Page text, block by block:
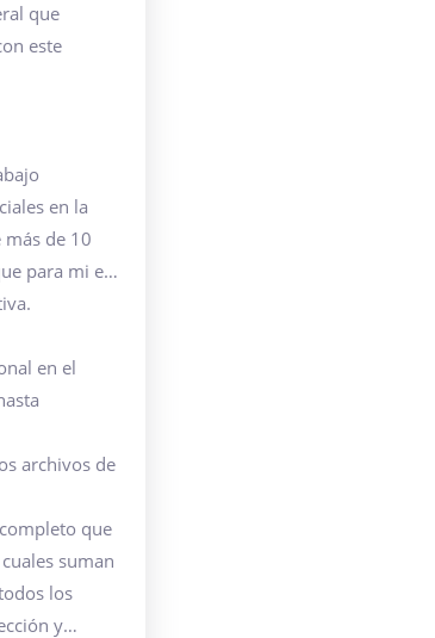
que
este
en la
de 10
para mi es
en el
archivos de
que
suman
los
y